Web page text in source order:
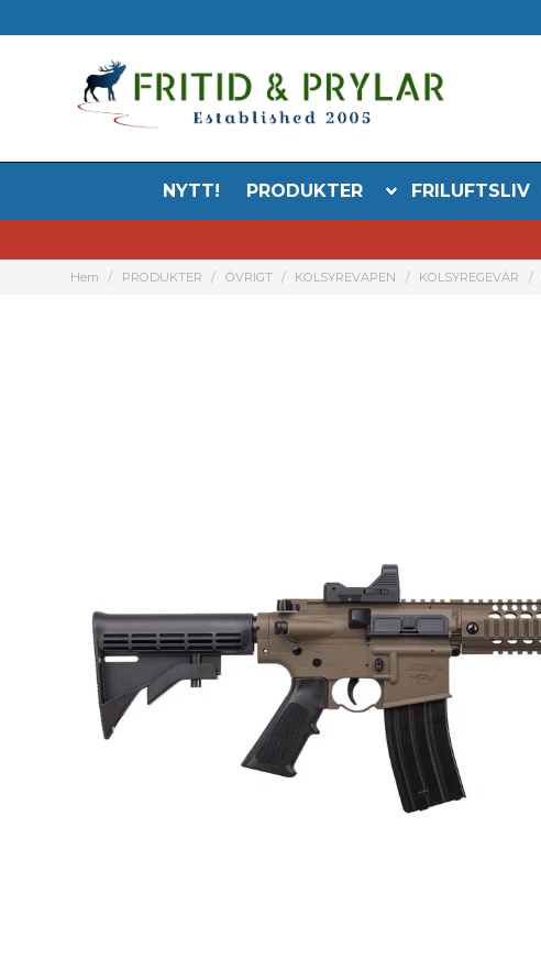
NYTT! PRODUKTER FRILUFTSLIV
Hem PRODUKTER ÖVRIGT KOLSYREVAPEN KOLSYREGEVÄR